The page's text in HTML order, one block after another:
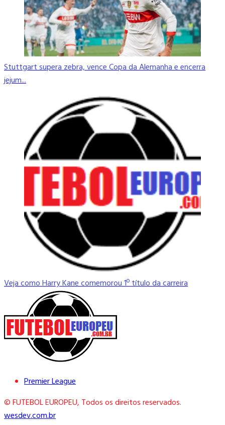
Stuttgart supera zebra, vence Copa da Alemanha e encerra
jejum...
Veja como Harry Kane comemorou 1º título da carreira
Premier League
© FUTEBOL EUROPEU, Todos os direitos reservados.
wesdev.com.br